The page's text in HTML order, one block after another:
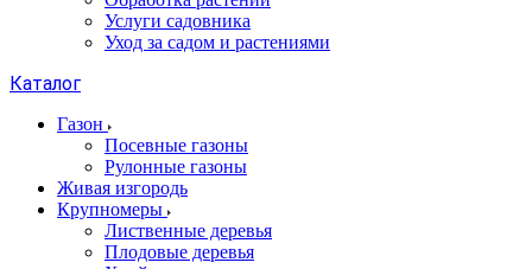
Услуги садовника
Уход за садом и растениями
Каталог
Газон
Посевные газоны
Рулонные газоны
Живая изгородь
Крупномеры
Лиственные деревья
Плодовые деревья